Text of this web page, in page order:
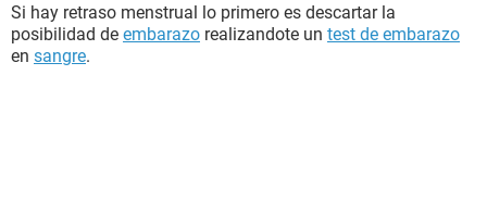
Si hay retraso menstrual lo primero es descartar la
posibilidad de embarazo realizandote un test de embarazo
en sangre.